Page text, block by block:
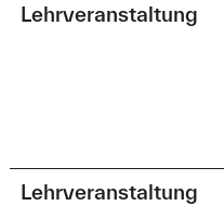
Lehrveranstaltung
Lehrveranstaltung